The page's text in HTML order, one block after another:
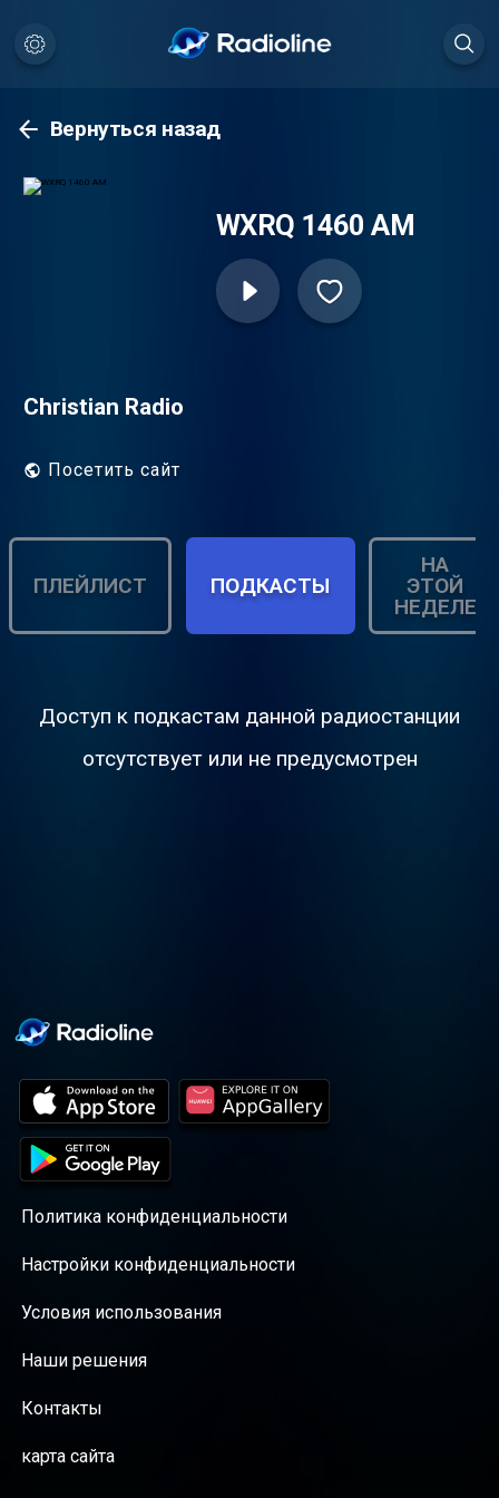
Вернуться назад
WXRQ 1460 AM
Christian Radio
Посетить сайт
ПЛЕЙЛИСТ ПОДКАСТЫ
НА
ЭТОЙ
НЕДЕЛЕ
Доступ к подкастам данной радиостанции
отсутствует или не предусмотрен
Политика конфиденциальности
Настройки конфиденциальности
Условия использования
Наши решения
Контакты
карта сайта